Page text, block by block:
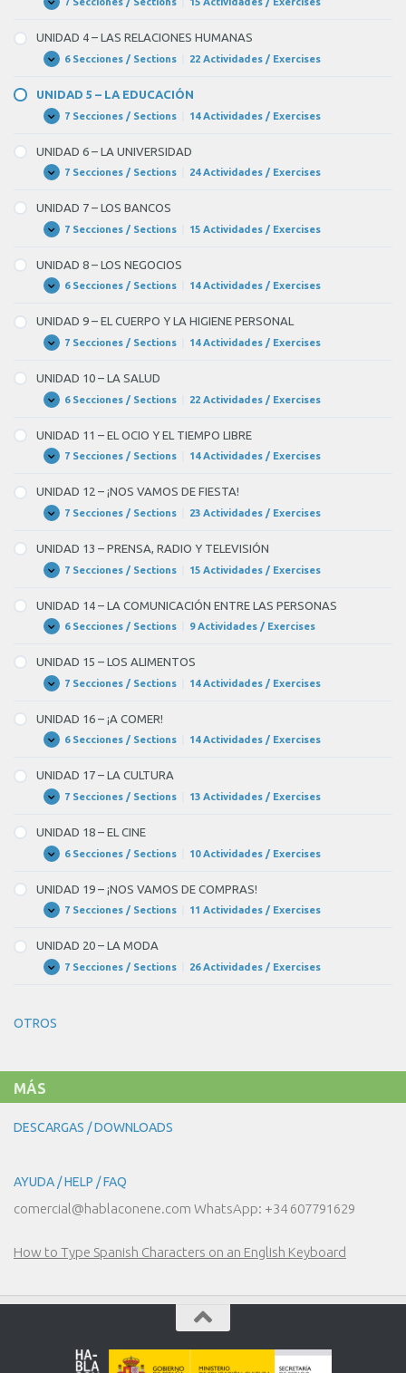
Expandir
UNIDAD
–
LA
PAREJA
Y
AMIGOS
UNIDAD 4 – LAS RELACIONES HUMANAS
Expandir
UNIDAD
–
LAS
RELACIONES
HUMANAS
6 Secciones / Sections 22 Actividades / Exercises
UNIDAD 5 – LA EDUCACIÓN
Expandir
UNIDAD
–
LA
EDUCACIÓN
7 Secciones / Sections 14 Actividades / Exercises
UNIDAD 6 – LA UNIVERSIDAD
Expandir
UNIDAD
–
LA
UNIVERSIDAD
7 Secciones / Sections 24 Actividades / Exercises
UNIDAD 7 – LOS BANCOS
Expandir
UNIDAD
–
LOS
BANCOS
7 Secciones / Sections 15 Actividades / Exercises
UNIDAD 8 – LOS NEGOCIOS
Expandir
UNIDAD
–
LOS
NEGOCIOS
6 Secciones / Sections 14 Actividades / Exercises
UNIDAD 9 – EL CUERPO Y LA HIGIENE PERSONAL
Expandir
UNIDAD
–
EL
CUERPO
Y
HIGIENE
PERSONAL
7 Secciones / Sections 14 Actividades / Exercises
UNIDAD 10 – LA SALUD
Expandir
UNIDAD
–
LA
SALUD
6 Secciones / Sections 22 Actividades / Exercises
UNIDAD 11 – EL OCIO Y EL TIEMPO LIBRE
Expandir
UNIDAD
–
EL
OCIO
Y
TIEMPO
LIBRE
7 Secciones / Sections 14 Actividades / Exercises
UNIDAD 12 – ¡NOS VAMOS DE FIESTA!
Expandir
UNIDAD
–
¡NOS
VAMOS
DE
7 Secciones / Sections 23 Actividades / Exercises
UNIDAD 13 – PRENSA, RADIO Y TELEVISIÓN
Expandir
UNIDAD
–
PRENSA,
RADIO
Y
7 Secciones / Sections 15 Actividades / Exercises
UNIDAD 14 – LA COMUNICACIÓN ENTRE LAS PERSONAS
Expandir
UNIDAD
–
LA
COMUNICACIÓN
ENTRE
PERSONAS
6 Secciones / Sections 9 Actividades / Exercises
UNIDAD 15 – LOS ALIMENTOS
Expandir
UNIDAD
–
LOS
ALIMENTOS
7 Secciones / Sections 14 Actividades / Exercises
UNIDAD 16 – ¡A COMER!
Expandir
UNIDAD
–
¡A
COMER!
6 Secciones / Sections 14 Actividades / Exercises
UNIDAD 17 – LA CULTURA
Expandir
UNIDAD
–
LA
CULTURA
7 Secciones / Sections 13 Actividades / Exercises
UNIDAD 18 – EL CINE
Expandir
UNIDAD
–
EL
CINE
6 Secciones / Sections 10 Actividades / Exercises
UNIDAD 19 – ¡NOS VAMOS DE COMPRAS!
Expandir
UNIDAD
–
¡NOS
VAMOS
DE
7 Secciones / Sections 11 Actividades / Exercises
UNIDAD 20 – LA MODA
Expandir
UNIDAD
MODA
7 Secciones / Sections 26 Actividades / Exercises
OTROS
MÁS
DESCARGAS / DOWNLOADS
AYUDA / HELP / FAQ
comercial@hablaconene.com WhatsApp: +34 607791629
How to Type Spanish Characters on an English Keyboard